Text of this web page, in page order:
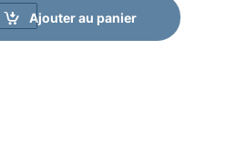
Ajouter au panier